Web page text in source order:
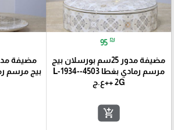
95 ₪
مضيفة مدور 25سم بورسلان بيج
مرسم رمادي بغطا 4503-L-1934-
2G ++ع.ج
add_shopping_cart